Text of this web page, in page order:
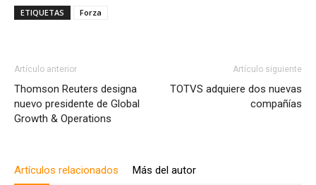
ETIQUETAS Forza
Artículo anterior
Thomson Reuters designa
nuevo presidente de Global
Growth & Operations
Artículo siguiente
TOTVS adquiere dos nuevas
compañías
Artículos relacionados Más del autor